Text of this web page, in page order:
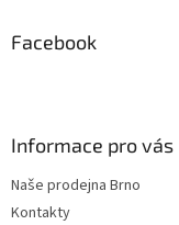
Facebook
Informace pro vás
Naše prodejna Brno
Kontakty